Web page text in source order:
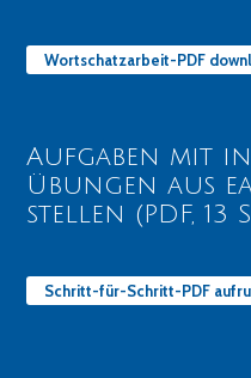
Wortschatzarbeit-PDF
Aufgaben mit
Übungen aus
stellen (PDF, 13
Schritt-für-Schritt-PDF